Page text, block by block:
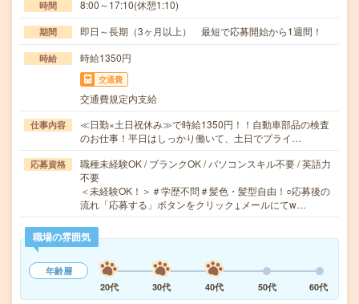
時間 8:00～17:10(休憩1:10)
期間 即日～長期（3ヶ月以上） 最短で応募開始から1週間！
時給 時給1350円
交通費
交通費規定内支給
仕事内容
≪日勤×土日祝休み≫で時給1350円！！自動車部品の検査
のお仕事！平日はしっかり働いて、土日でプライ…
応募資格
職種未経験OK / ブランクOK / パソコンスキル不要 / 英語力
不要
＜未経験OK！＞＃学歴不問＃髪色・髪型自由！○応募後の
流れ「応募する」ボタンをクリック↓メールにてw…
職場の雰囲気
年齢層
20代
30代 40代 50代 60代